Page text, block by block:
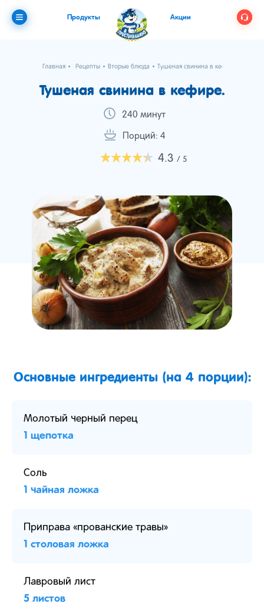
Продукты Акции
Главная Рецепты Вторые блюда Тушеная свинина в кефире.
Тушеная свинина в кефире.
240 минут
Порций: 4
4.3 / 5
Основные ингредиенты (на 4 порции):
Молотый черный перец
1 щепотка
Соль
1 чайная ложка
Приправа «прованские травы»
1 столовая ложка
Лавровый лист
5 листов